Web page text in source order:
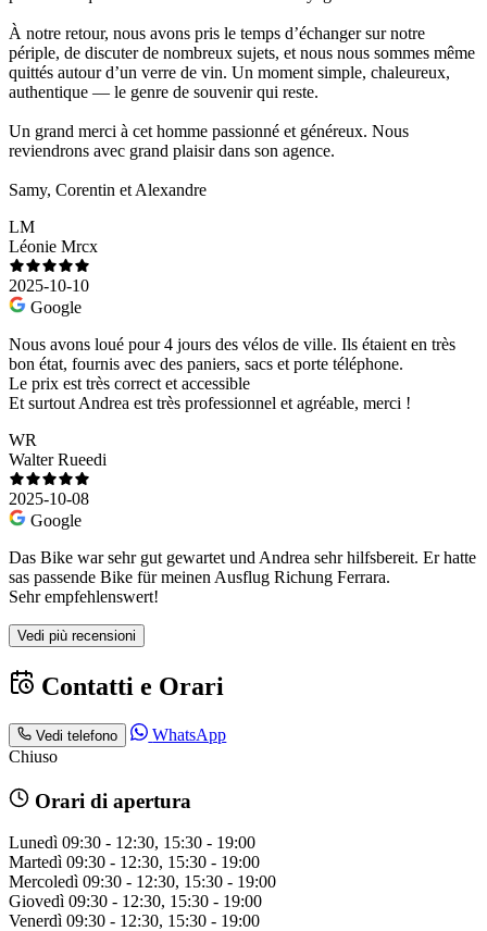
À notre retour, nous avons pris le temps d’échanger sur notre
périple, de discuter de nombreux sujets, et nous nous sommes même
quittés autour d’un verre de vin. Un moment simple, chaleureux,
authentique — le genre de souvenir qui reste.
Un grand merci à cet homme passionné et généreux. Nous
reviendrons avec grand plaisir dans son agence.
Samy, Corentin et Alexandre
LM
Léonie Mrcx
2025-10-10
Google
Nous avons loué pour 4 jours des vélos de ville. Ils étaient en très
bon état, fournis avec des paniers, sacs et porte téléphone.
Le prix est très correct et accessible
Et surtout Andrea est très professionnel et agréable, merci !
WR
Walter Rueedi
2025-10-08
Google
Das Bike war sehr gut gewartet und Andrea sehr hilfsbereit. Er hatte
sas passende Bike für meinen Ausflug Richung Ferrara.
Sehr empfehlenswert!
Vedi più recensioni
Contatti e Orari
Vedi telefono
WhatsApp
Chiuso
Orari di apertura
Lunedì 09:30 - 12:30, 15:30 - 19:00
Martedì 09:30 - 12:30, 15:30 - 19:00
Mercoledì 09:30 - 12:30, 15:30 - 19:00
Giovedì 09:30 - 12:30, 15:30 - 19:00
Venerdì 09:30 - 12:30, 15:30 - 19:00